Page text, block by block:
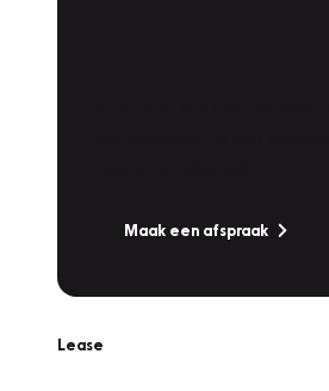
Maak een afspraak
Lease